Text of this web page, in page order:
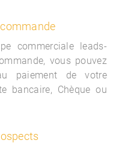
commerciale leads-
vous pouvez
paiement de votre
bancaire, Chèque ou